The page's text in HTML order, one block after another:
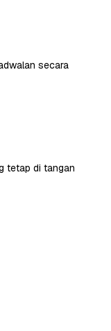
secara
tetap di tangan